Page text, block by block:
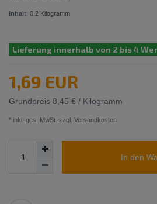
Inhalt: 0.2 Kilogramm
Lieferung innerhalb von 2 bis 4
1,69 EUR
Grundpreis 8,45 € / Kilogramm
* inkl. ges. MwSt. zzgl. Versandkosten
In den